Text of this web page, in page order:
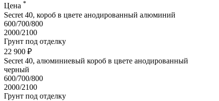
Цена *
Secret 40, короб в цвете анодированный алюминий
600/700/800
2000/2100
Грунт под отделку
22 900 ₽
Secret 40, алюминиевый короб в цвете анодированный
черный
600/700/800
2000/2100
Грунт под отделку